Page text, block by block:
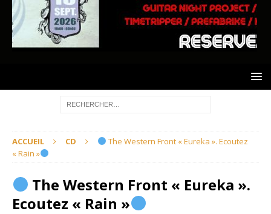
ACCUEIL CD
The Western Front « Eureka ». Ecoutez
« Rain »
The Western Front « Eureka ».
Ecoutez « Rain »